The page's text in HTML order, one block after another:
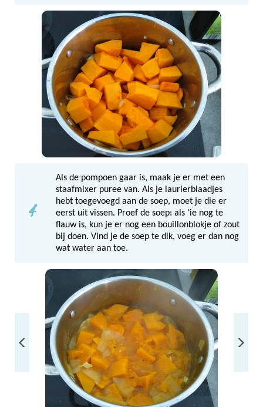
4
Als de pompoen gaar is, maak je er met een
staafmixer puree van. Als je laurierblaadjes
hebt toegevoegd aan de soep, moet je die er
eerst uit vissen. Proef de soep: als 'ie nog te
flauw is, kun je er nog een bouillonblokje of zout
bij doen. Vind je de soep te dik, voeg er dan nog
wat water aan toe.